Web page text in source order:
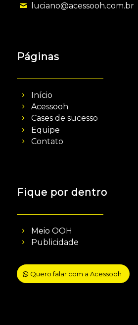
luciano@acessooh.com.br
Páginas
Início
Acessooh
Cases de sucesso
Equipe
Contato
Fique por dentro
Meio OOH
Publicidade
Quero falar com a Acessooh